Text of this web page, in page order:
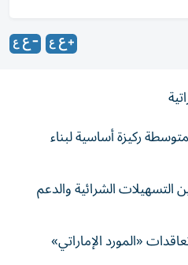
ركيزة أساسية لبناء
الشرائية والدعم